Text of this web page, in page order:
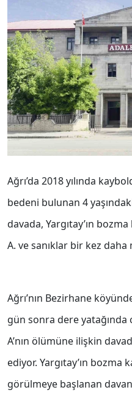
Ağrı’da 2018 yılında
bedeni bulunan 4
davada, Yargıtay’ın
A. ve sanıklar bir kez
Ağrı’nın Bezirhane
gün sonra dere yatağında
A’nın ölümüne ilişkin
ediyor. Yargıtay’ın bozma
görülmeye başlanan